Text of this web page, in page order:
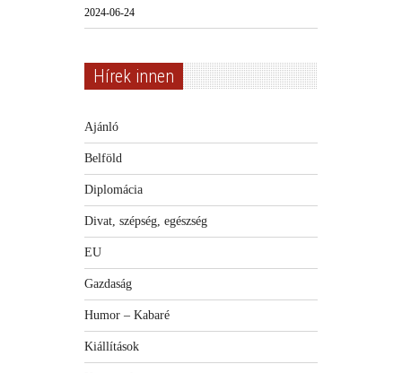
2024-06-24
Hírek innen
Ajánló
Belföld
Diplomácia
Divat, szépség, egészség
EU
Gazdaság
Humor – Kabaré
Kiállítások